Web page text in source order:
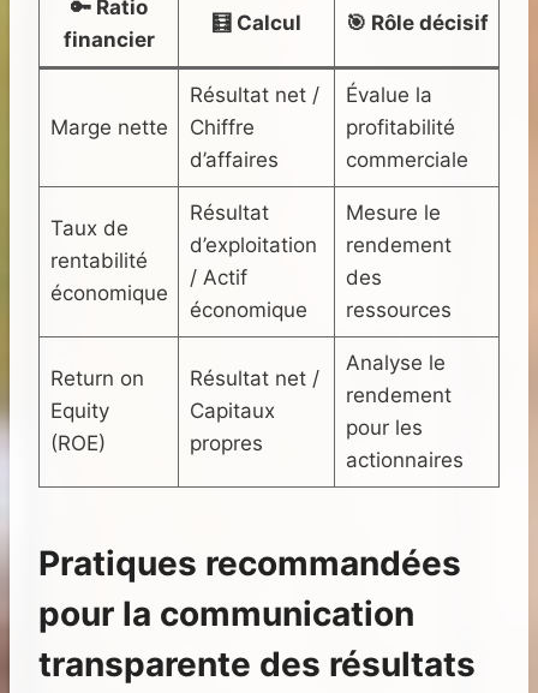
🔑 Ratio
financier
🧮 Calcul 🎯 Rôle décisif
Marge nette
Résultat net /
Chiffre
d’affaires
Évalue la
profitabilité
commerciale
Taux de
rentabilité
économique
Résultat
d’exploitation
/ Actif
économique
Mesure le
rendement
des
ressources
Return on
Equity
(ROE)
Résultat net /
Capitaux
propres
Analyse le
rendement
pour les
actionnaires
Pratiques recommandées
pour la communication
transparente des résultats